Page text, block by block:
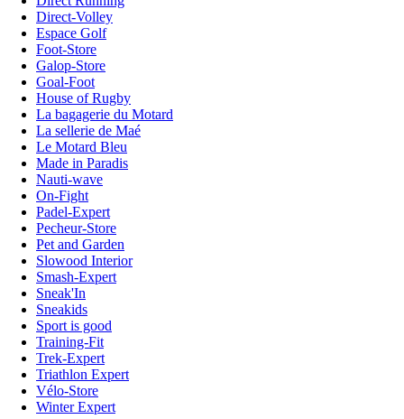
Direct-Volley
Espace Golf
Foot-Store
Galop-Store
Goal-Foot
House of Rugby
La bagagerie du Motard
La sellerie de Maé
Le Motard Bleu
Made in Paradis
Nauti-wave
On-Fight
Padel-Expert
Pecheur-Store
Pet and Garden
Slowood Interior
Smash-Expert
Sneak'In
Sneakids
Sport is good
Training-Fit
Trek-Expert
Triathlon Expert
Vélo-Store
Winter Expert